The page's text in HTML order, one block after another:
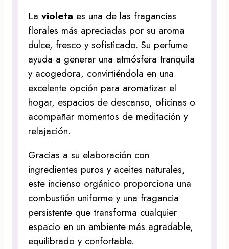
Lavioleta es una de las fragancias
florales más apreciadas por su aroma
dulce, fresco y sofisticado. Su perfume
ayuda a generar una atmósfera tranquila
y acogedora, convirtiéndola en una
excelente opción para aromatizar el
hogar, espacios de descanso, oficinas o
acompañar momentos de meditación y
relajación.
Gracias a su elaboración con
ingredientes puros y aceites naturales,
este incienso orgánico proporciona una
combustión uniforme y una fragancia
persistente que transforma cualquier
espacio en un ambiente más agradable,
equilibrado y confortable.